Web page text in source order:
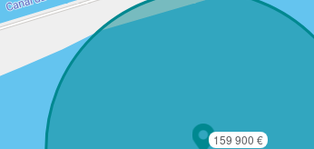
159 900 €